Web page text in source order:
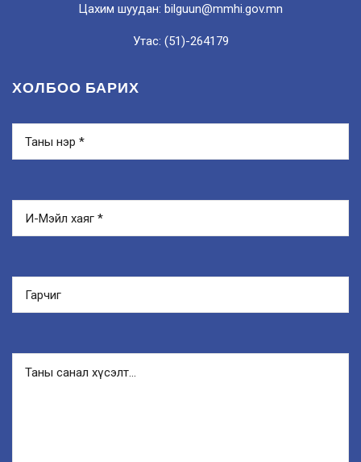
Цахим шуудан: bilguun@mmhi.gov.mn
Утас: (51)-264179
ХОЛБОО БАРИХ